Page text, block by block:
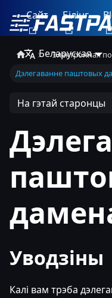
Сайт Білінг
Беларуская
Электронная
Дэлегаванне паштовых
На гэтай старонцы
Уводзіны
Калі вам трэба